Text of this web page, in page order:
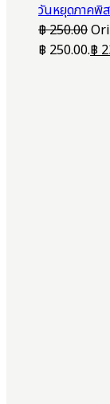
วันหยุดภาคพิ
฿250.00
฿ 250.00.฿